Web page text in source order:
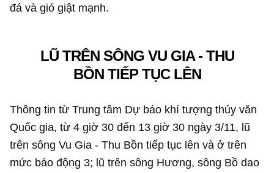
đá và gió giật mạnh.
LŨ TRÊN SÔNG VU GIA - THU
BỒN TIẾP TỤC LÊN
Thông tin từ Trung tâm Dự báo khí tượng thủy văn
Quốc gia, từ 4 giờ 30 đến 13 giờ 30 ngày 3/11, lũ
trên sông Vu Gia - Thu Bồn tiếp tục lên và ở trên
mức báo động 3; lũ trên sông Hương, sông Bồ dao